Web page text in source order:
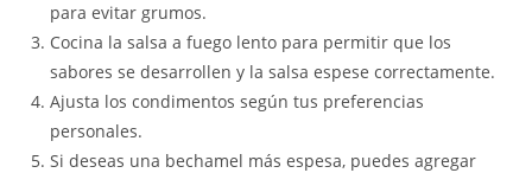
para evitar grumos.
Cocina la salsa a fuego lento para permitir que los
sabores se desarrollen y la salsa espese correctamente.
Ajusta los condimentos según tus preferencias
personales.
Si deseas una bechamel más espesa, puedes agregar